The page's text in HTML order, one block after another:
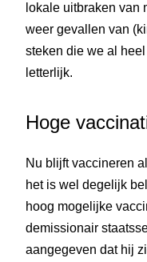
lokale uitbraken van
weer gevallen van
steken die we al
letterlijk.
Hoge
Nu blijft vaccineren
het is wel degelijk
hoog mogelijke
demissionair
aangegeven dat hij